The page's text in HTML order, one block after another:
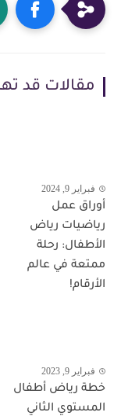
مقالات قد
فبراير 9, 2024
أوراق عمل
رياضيات رياض
الأطفال: رحلة
ممتعة في عالم
الأرقام!
فبراير 9, 2023
خطة رياض أطفال
المستوي الثاني